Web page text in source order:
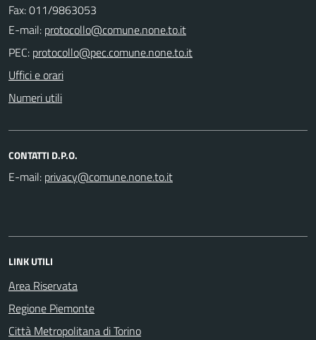
Fax: 011/9863053
E-mail:
PEC:
Uffici e orari
Numeri utili
CONTATTI D.P.O.
E-mail:
LINK UTILI
Area Riservata
Regione Piemonte
Città Metropolitana di Torino